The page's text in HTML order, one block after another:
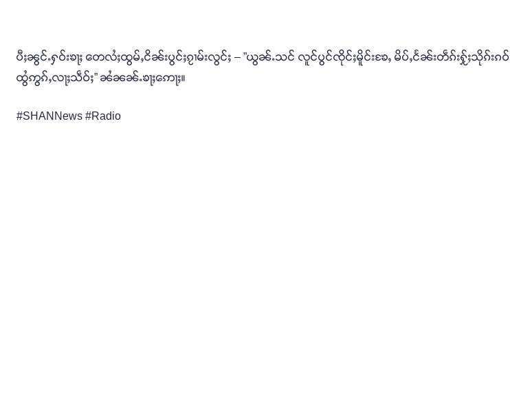
ပီႈၼွင်ႉႁဝ်းၶႃႈ တေလႆႈထွမ်ႇငိၼ်းပွင်ႈၵႂၢမ်းလွင်ႈ – ”ယွၼ်ႉသင် လူင်ပွင်ၸိုင်ႈမိူင်းၶႄႇ မိပ်ႇငႅၼ်းတဵၵ်းႁႂ်ႈသိုၵ်းၵဝ်ႈ
ထွႆဢွၵ်ႇလႃႈသဵဝ်ႈ” ၼႆၼၼ်ႉၶႃႈဢေႃႈ။
#SHANNews #Radio